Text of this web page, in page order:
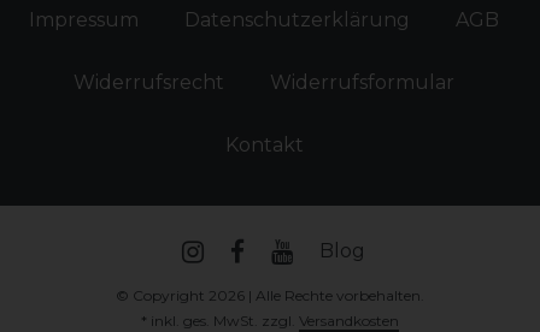
Impressum Daten­schutz­erklärung AGB
Widerrufs­recht Widerrufs­formular
Kontakt
Blog
© Copyright 2026 | Alle Rechte vorbehalten.
* inkl. ges. MwSt. zzgl. Versandkosten